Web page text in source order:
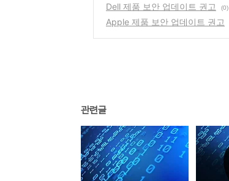
Dell 제품 보안 업데이트 권고 (0)
Apple 제품 보안 업데이트 권고
관련글